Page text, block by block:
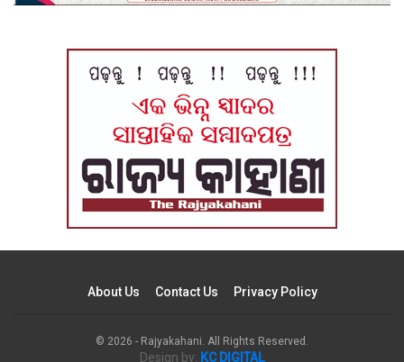
About Us Contact Us Privacy Policy
© 2026 - Rajyakahani. All Rights Reserved.
Design by: KC DIGITAL